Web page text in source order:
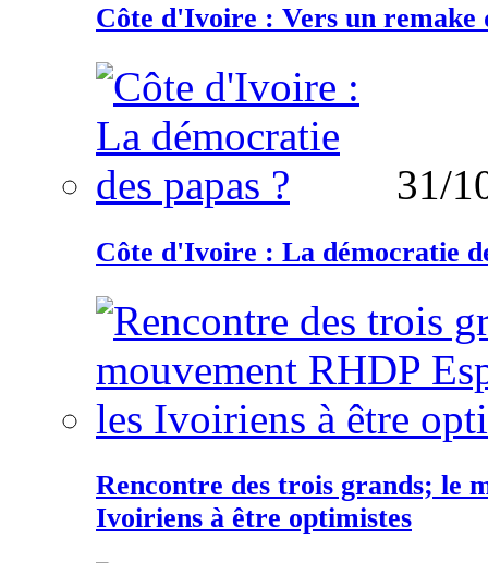
Côte d'Ivoire : Vers un remake
31/
Côte d'Ivoire : La démocratie
Rencontre des trois grands; le
Ivoiriens à être optimistes